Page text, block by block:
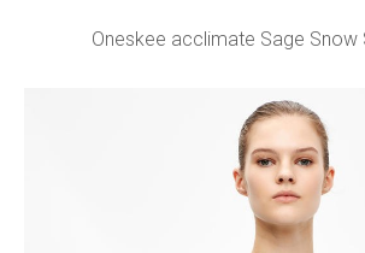
Oneskee acclimate Sage Snow